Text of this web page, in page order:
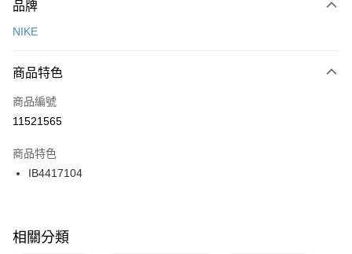
台灣樂天信用卡公司
【關於「AFTEE先享後付」】
便利好安心！
３．安心：先確認商品／服務後，再付款。
【「AFTEE先享後付」結帳流程】
１．於結帳方式選擇「AFTEE先享後付」後，將跳轉至「AFTEE先享後付」
２．訂單成立數日內，您將收到繳費通知簡訊。
３．收到繳費通知簡訊後14天內，點擊此簡訊中的連結，可透過四大超商／
ATM／網路銀行／等多元方式進行付款，方視為交易完成。
※ 交易是否成功請以「AFTEE先享後付 」之結帳頁面顯示為準，若有關於
是否繳費成功／繳費後需取消欲退款等相關疑問，請聯繫「AFTEE先享後付
運送方式
每筆NT$100，滿NT$1,500(含以上)免運費
宅配
每筆NT$100，滿NT$1,500(含以上)免運費
付款後門市自取
每筆NT$100，滿NT$1,500(含以上)免運費
品牌
NIKE
商品特色
商品編號
11521565
商品特色
IB4417104
相關分類